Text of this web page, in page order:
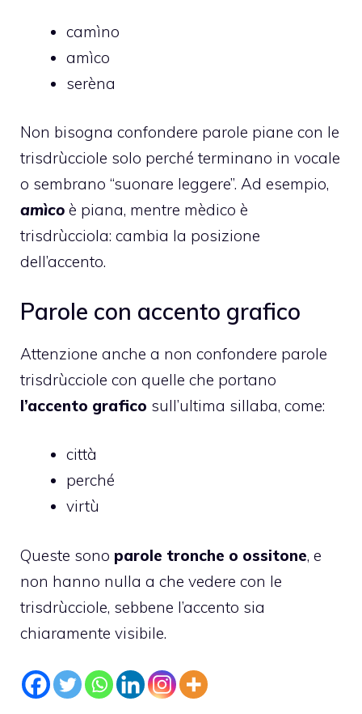
camìno
amìco
serèna
Non bisogna confondere parole piane con le
trisdrùcciole solo perché terminano in vocale
o sembrano “suonare leggere”. Ad esempio,
amìco è piana, mentre mèdico è
trisdrùcciola: cambia la posizione
dell’accento.
Parole con accento grafico
Attenzione anche a non confondere parole
trisdrùcciole con quelle che portano
l’accento grafico sull’ultima sillaba, come:
città
perché
virtù
Queste sono parole tronche o ossitone, e
non hanno nulla a che vedere con le
trisdrùcciole, sebbene l’accento sia
chiaramente visibile.